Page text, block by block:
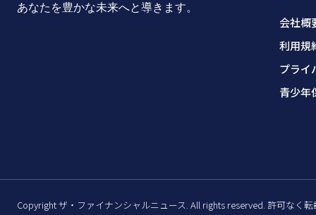
あなたを豊かな未来へと導きます。
会社概
利用規
プライ
青少年
Copyright ザ・ファイナンシャルニュース. All rights reserved. 許可なく